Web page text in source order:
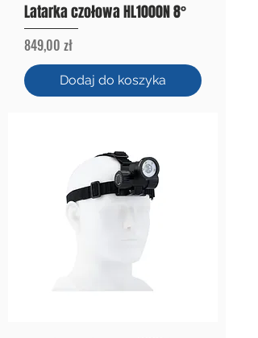
Latarka czołowa HL1000N 8°
Cena
849,00 zł
Dodaj do koszyka